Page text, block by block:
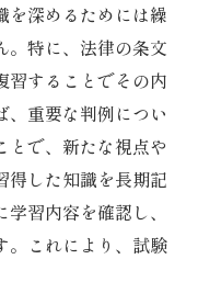
を深めるためには繰
。特に、法律の条文
習することでその内
、重要な判例につい
とで、新たな視点や
得した知識を長期記
習内容を確認し、
。これにより、試験